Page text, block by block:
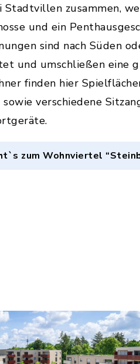
Stadtvillen zusammen,
und ein
sind nach Süden
und umschließen eine
finden hier
verschiedene
zum Wohnviertel